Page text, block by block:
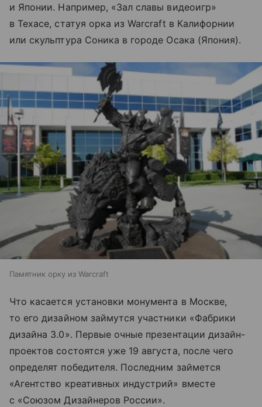
и Японии. Например, «Зал славы видеоигр»
в Техасе, статуя орка из Warcraft в Калифорнии
или скульптура Соника в городе Осака (Япония).
Памятник орку из Warcraft
Что касается установки монумента в Москве,
то его дизайном займутся участники «Фабрики
дизайна 3.0». Первые очные презентации дизайн-
проектов состоятся уже 19 августа, после чего
определят победителя. Последним займется
«Агентство креативных индустрий» вместе
с «Союзом Дизайнеров России».